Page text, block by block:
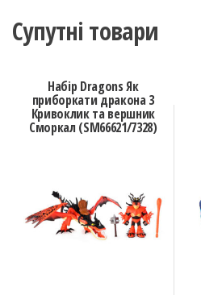
Супутні товари
Набір Dragons Як
приборкати дракона 3
Кривоклик та вершник
Сморкал (SM66621/7328)